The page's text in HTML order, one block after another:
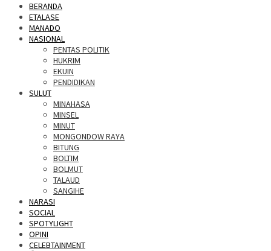
BERANDA
ETALASE
MANADO
NASIONAL
PENTAS POLITIK
HUKRIM
EKUIN
PENDIDIKAN
SULUT
MINAHASA
MINSEL
MINUT
MONGONDOW RAYA
BITUNG
BOLTIM
BOLMUT
TALAUD
SANGIHE
NARASI
SOCIAL
SPOTYLIGHT
OPINI
CELEBTAINMENT